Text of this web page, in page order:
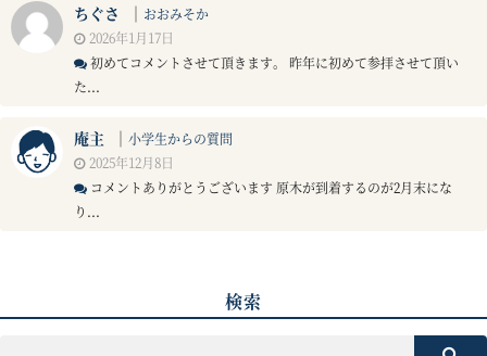
ちぐさ ｜ おおみそか
2026年1月17日
初めてコメントさせて頂きます。 昨年に初めて参拝させて頂い
た...
庵主 ｜ 小学生からの質問
2025年12月8日
コメントありがとうございます 原木が到着するのが2月末にな
り...
検索